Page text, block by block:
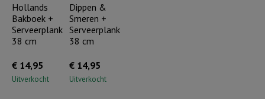
Hollands
Bakboek +
Serveerplank
38 cm
€ 14,95
Uitverkocht
Dippen &
Smeren +
Serveerplank
38 cm
€ 14,95
Uitverkocht